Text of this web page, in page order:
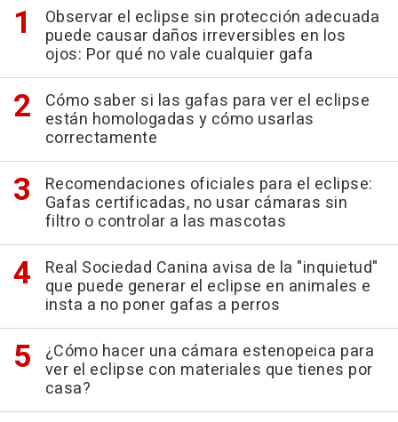
Observar el eclipse sin protección adecuada
puede causar daños irreversibles en los
ojos: Por qué no vale cualquier gafa
Cómo saber si las gafas para ver el eclipse
están homologadas y cómo usarlas
correctamente
Recomendaciones oficiales para el eclipse:
Gafas certificadas, no usar cámaras sin
filtro o controlar a las mascotas
Real Sociedad Canina avisa de la "inquietud"
que puede generar el eclipse en animales e
insta a no poner gafas a perros
¿Cómo hacer una cámara estenopeica para
ver el eclipse con materiales que tienes por
casa?